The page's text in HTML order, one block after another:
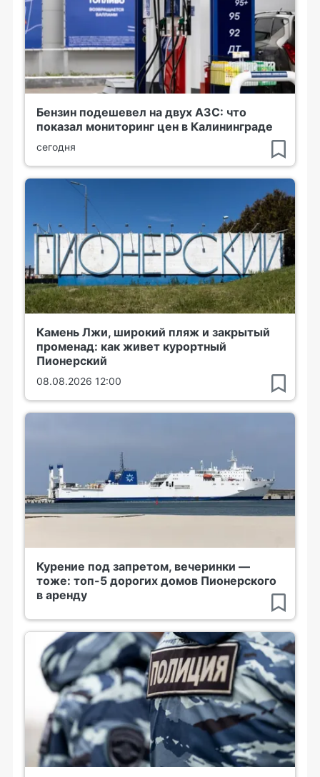
Бензин подешевел на двух АЗС: что
показал мониторинг цен в Калининграде
сегодня
Камень Лжи, широкий пляж и закрытый
променад: как живет курортный
Пионерский
08.08.2026 12:00
Курение под запретом, вечеринки —
тоже: топ-5 дорогих домов Пионерского
в аренду